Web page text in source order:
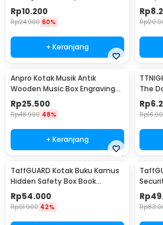
N401
Rp10.200
Rp24.900 60%
+ Keranjang
Mirror
Rp
Rp
Anpro Kotak Musik Antik
Wooden Music Box Engraving
Harry Potter - ADQ0194
Rp25.500
Rp48.900 48%
+ Keranjang
The
- T01
Rp
Rp
TaffGUARD Kotak Buku Kamus
Hidden Safety Box Book
Password Lock Size S - KB-10P
Rp54.000
Rp91.900 42%
Size S
Rp
Rp